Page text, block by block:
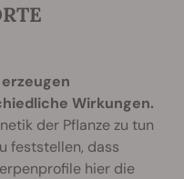
erzeugen
Wirkungen.
der Pflanze zu tun
feststellen, dass
hier die